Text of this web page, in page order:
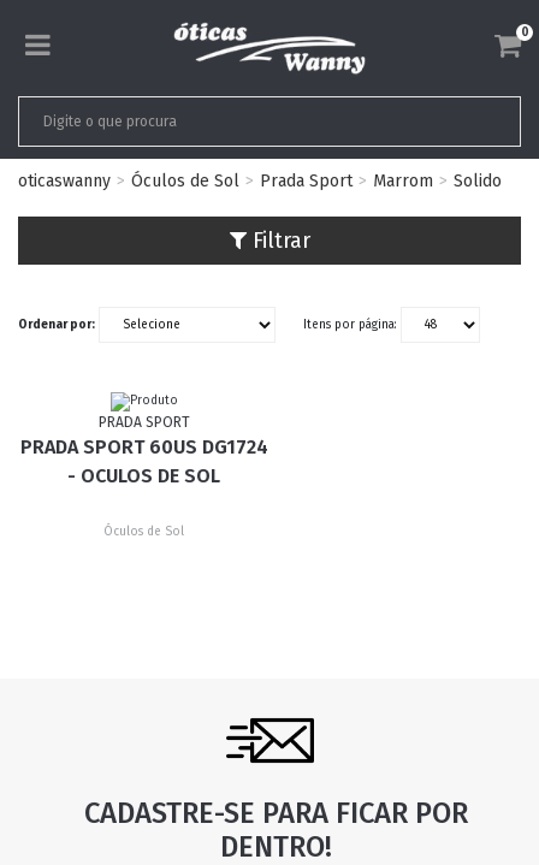
0
oticaswanny Óculos de Sol Prada Sport Marrom Solido
Filtrar
Ordenar por: Itens por página:
PRADA SPORT
PRADA SPORT 60US DG1724
- OCULOS DE SOL
Óculos de Sol
CADASTRE-SE PARA FICAR POR
DENTRO!